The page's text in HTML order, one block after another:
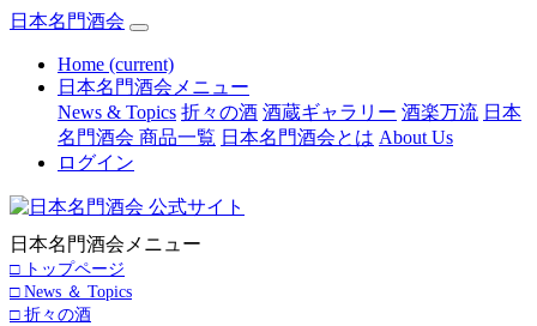
日本名門酒会
Home (current)
日本名門酒会メニュー
News & Topics 折々の酒 酒蔵ギャラリー 酒楽万流 日本
名門酒会 商品一覧 日本名門酒会とは About Us
ログイン
日本名門酒会メニュー
□ トップページ
□ News ＆ Topics
□ 折々の酒